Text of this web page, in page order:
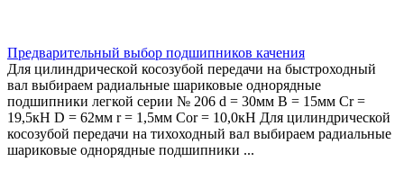
Предварительный выбор подшипников качения
Для цилиндрической косозубой передачи на быстроходный
вал выбираем радиальные шариковые однорядные
подшипники легкой серии № 206 d = 30мм B = 15мм Cr =
19,5кН D = 62мм r = 1,5мм Cor = 10,0кН Для цилиндрической
косозубой передачи на тихоходный вал выбираем радиальные
шариковые однорядные подшипники ...